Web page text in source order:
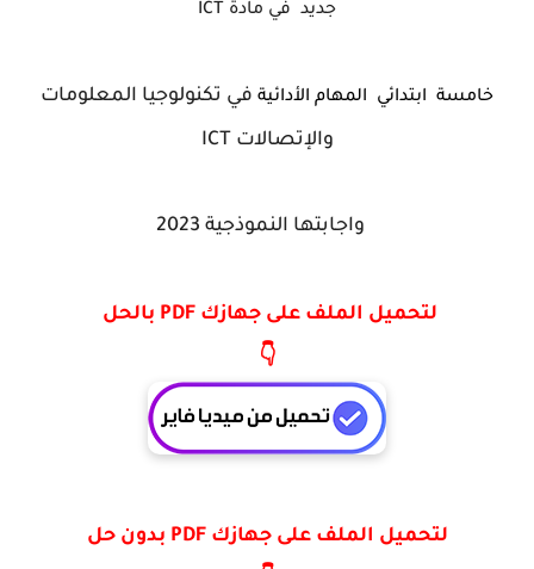
جديد في مادة ICT
خامسة ابتدائي المهام الأدائية في تكنولوجيا المعلومات
والإتصالات ICT
واجابتها النموذجية 2023
لتحميل الملف على جهازك PDF بالحل
👇
لتحميل الملف على جهازك PDF بدون حل